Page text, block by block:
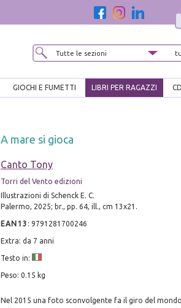
GIOCHI E FUMETTI LIBRI PER RAGAZZI
A mare si gioca
Canto Tony
Torri del Vento edizioni
Illustrazioni di Schenck E. C.
Palermo, 2025; br., pp. 64, ill., cm 13x21.
EAN13 : 9791281700246
Extra: da 7 anni
Testo in:
Peso: 0.15 kg
Nel 2015 una foto sconvolgente fa il giro del